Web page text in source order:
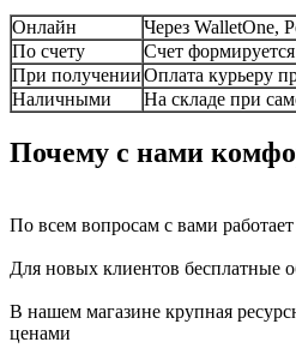
Онлайн
Через WalletOne,
По счету
Счет
При полученииОплата курьеру
Наличными
На складе при
Почему с нами
По всем вопросам с вами
Для новых клиентов бесплатные
В нашем магазине крупная
ценами